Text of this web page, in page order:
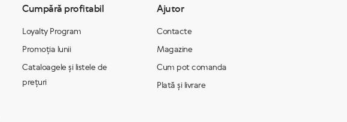
Cumpără profitabil
Loyalty Program
Promoția lunii
Cataloagele și listele de
prețuri
Ajutor
Contacte
Magazine
Cum pot comanda
Plată și livrare